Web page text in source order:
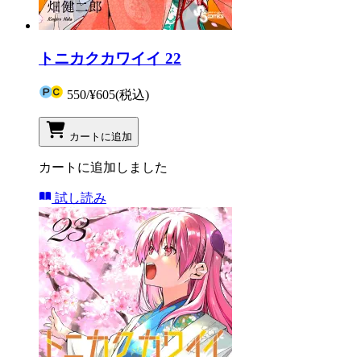
トニカクカワイイ 22
550/¥605(税込)
カートに追加
カートに追加しました
試し読み